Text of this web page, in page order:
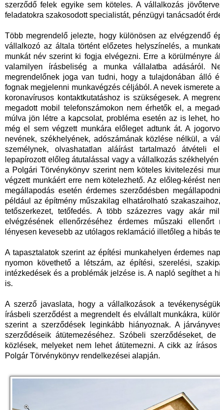
szerződő felek egyike sem köteles. A vállalkozás
feladatokra szakosodott specialistát, pénzügyi tanácsadót
Több megrendelő jelezte, hogy különösen az elvégzendő
vállalkozó az általa történt előzetes helyszínelés, a
munkát név szerint ki fogja elvégezni. Erre a körülményre
valamilyen írásbeliség a munka vállalatba adásáról.
megrendelőnek joga van tudni, hogy a tulajdonában álló
fognak megjelenni munkavégzés céljából. A nevek ismerete
koronavírusos kontaktkutatáshoz is szükségesek. A
megadott mobil telefonszámokon nem érhetők el, a
múlva jön létre a kapcsolat, probléma esetén az is lehet,
még el sem végzett munkára előleget adtunk át. A
nevének, székhelyének, adószámának közlése nélkül, a
személynek, olvashatatlan aláírást tartalmazó átvételi
lepapírozott előleg átutalással vagy a vállalkozás
a Polgári Törvénykönyv szerint nem köteles kivitelezési
végzett munkáért erre nem kötelezhető. Az előleg-kérést
megállapodás esetén érdemes szerződésben
például az építmény műszakilag elhatárolható
tetőszerkezet, tetőfedés. A több százezres vagy akár
elvégzésének ellenőrzéséhez érdemes műszaki
lényesen kevesebb az utólagos reklamáció illetőleg a hibás
A tapasztalatok szerint az építési munkahelyen érdemes
nyomon követhető a létszám, az építési, szerelési,
intézkedések és a problémák jelzése is. A napló segíthet a
is.
A szerző javaslata, hogy a vállalkozások a
írásbeli szerződést a megrendelt és elvállalt munkákra,
szerint a szerződések leginkább hiányoznak. A
szerződéseik átütemezéséhez. Szóbeli szerződéseket,
közlések, melyeket nem lehet átütemezni. A cikk az
Polgár Törvénykönyv rendelkezései alapján.